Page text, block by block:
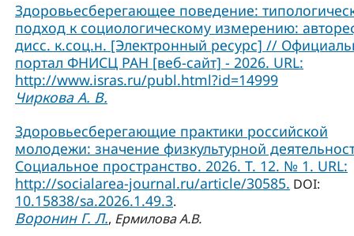
Здоровьесберегающее поведение:
подход к социологическому измерению:
дисс. к.соц.н. [Электронный ресурс] //
портал ФНИСЦ РАН [веб-сайт] - 2026. URL:
http://www.isras.ru/publ.html?id=14999
Чиркова А. В.
Здоровьесберегающие практики российской
молодежи: значение физкультурной
Социальное пространство. 2026. Т. 12. № 1. URL:
http://socialarea-journal.ru/article/30585. DOI:
10.15838/sa.2026.1.49.3.
Воронин Г. Л., Ермилова А.В.